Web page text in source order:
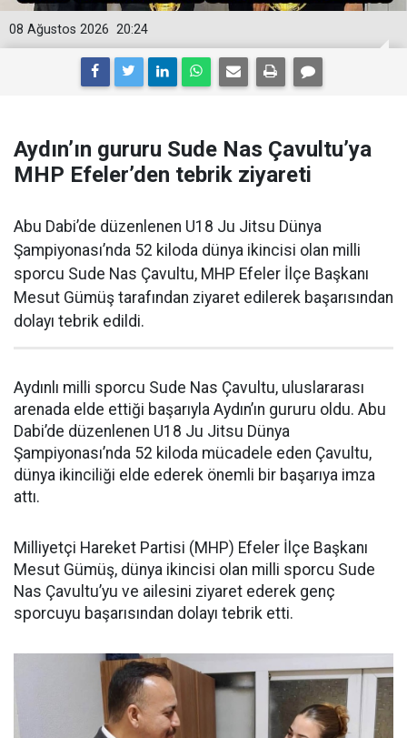
20:24
08 Ağustos 2026
Aydın’ın gururu Sude Nas Çavultu’ya
MHP Efeler’den tebrik ziyareti
Abu Dabi’de düzenlenen U18 Ju Jitsu Dünya
Şampiyonası’nda 52 kiloda dünya ikincisi olan milli
sporcu Sude Nas Çavultu, MHP Efeler İlçe Başkanı
Mesut Gümüş tarafından ziyaret edilerek başarısından
dolayı tebrik edildi.
Aydınlı milli sporcu Sude Nas Çavultu, uluslararası
arenada elde ettiği başarıyla Aydın’ın gururu oldu. Abu
Dabi’de düzenlenen U18 Ju Jitsu Dünya
Şampiyonası’nda 52 kiloda mücadele eden Çavultu,
dünya ikinciliği elde ederek önemli bir başarıya imza
attı.
Milliyetçi Hareket Partisi (MHP) Efeler İlçe Başkanı
Mesut Gümüş, dünya ikincisi olan milli sporcu Sude
Nas Çavultu’yu ve ailesini ziyaret ederek genç
sporcuyu başarısından dolayı tebrik etti.